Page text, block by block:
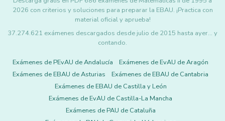
2026 con criterios y soluciones para preparar la EBAU. ¡Practica con
material oficial y aprueba!
37.274.621 exámenes descargados desde julio de 2015 hasta ayer... y
contando.
Exámenes de PEvAU de Andalucía
Exámenes de EvAU de Aragón
Exámenes de EBAU de Asturias
Exámenes de EBAU de Cantabria
Exámenes de EBAU de Castilla y León
Exámenes de EvAU de Castilla-La Mancha
Exámenes de PAU de Cataluña